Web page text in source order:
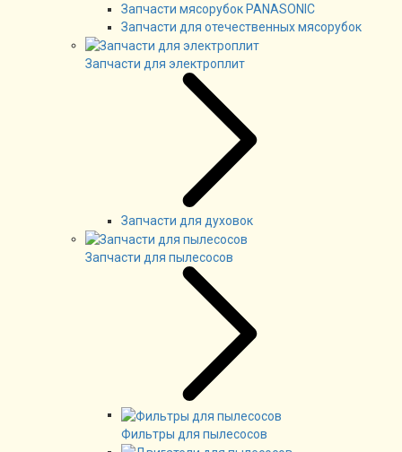
Запчасти мясорубок PANASONIC
Запчасти для отечественных мясорубок
Запчасти для электроплит
Запчасти для духовок
Запчасти для пылесосов
Фильтры для пылесосов